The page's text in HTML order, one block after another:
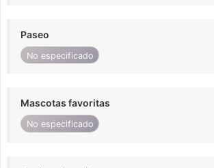
Paseo
No especificado
Mascotas favoritas
No especificado